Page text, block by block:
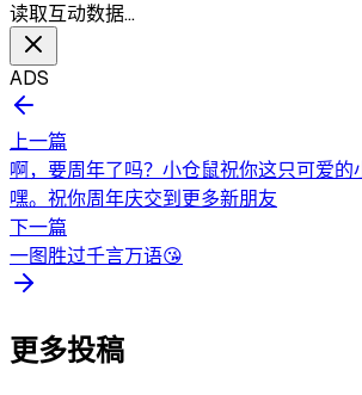
读取互动数据…
ADS
上一篇
啊，要周年了吗？小仓鼠祝你这只可爱的
嘿。祝你周年庆交到更多新朋友
下一篇
一图胜过千言万语😘
更多投稿